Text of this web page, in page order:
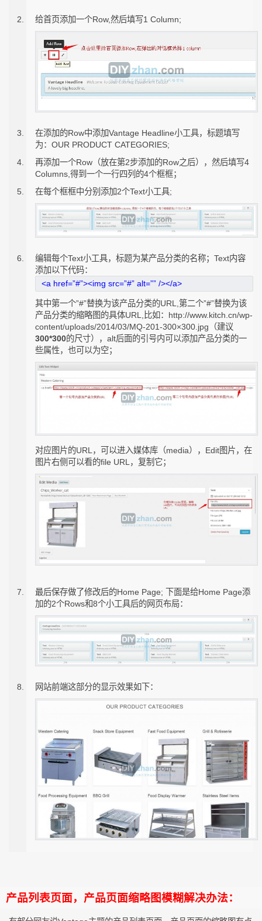
给首页添加一个Row,然后填写1 Column;
在添加的Row中添加Vantage Headline小工具，标题填写
为：OUR PRODUCT CATEGORIES;
再添加一个Row（放在第2步添加的Row之后），然后填写4
Columns,得到一个一行四列的4个框框；
在每个框框中分别添加2个Text小工具;
编辑每个Text小工具，标题为某产品分类的名称；Text内容
添加以下代码：
<a href=”#”><img src=”#” alt=”” /></a>
其中第一个”#”替换为该产品分类的URL,第二个”#”替换为该
产品分类的缩略图的具体URL,比如：http://www.kitch.cn/wp-
content/uploads/2014/03/MQ-201-300×300.jpg（建议
300*300的尺寸），alt后面的引号内可以添加产品分类的一
些属性，也可以为空；
对应图片的URL，可以进入媒体库（media），Edit图片，在
图片右侧可以看的file URL，复制它；
最后保存做了修改后的Home Page; 下面是给Home Page添
加的2个Rows和8个小工具后的网页布局：
网站前端这部分的显示效果如下：
产品列表页面，产品页面缩略图模糊解决办法：